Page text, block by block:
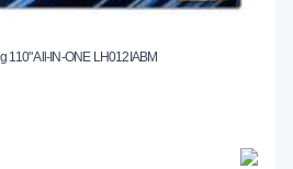
All-IN-ONE LH012IABM